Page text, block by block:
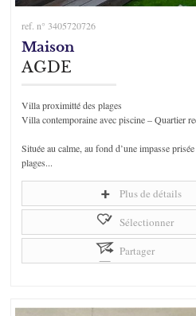
ref. n° 3405720726
Maison
AGDE
Villa proximitté des plages
Villa contemporaine avec piscine – Quartier
Située au calme, au fond d’une impasse
plages...
Plus de détails
Sélectionner
Partager